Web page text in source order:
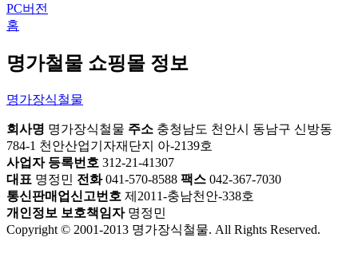
PC버전
홈
명가철물 쇼핑몰 정보
명가장식철물
회사명 명가장식철물 주소 충청남도 천안시 동남구 신방동
784-1 천안산업기자재단지 아-2139호
사업자 등록번호 312-21-41307
대표 명정민 전화041-570-8588 팩스 042-367-7030
통신판매업신고번호 제2011-충남천안-338호
개인정보 보호책임자명정민
Copyright © 2001-2013 명가장식철물. All Rights Reserved.